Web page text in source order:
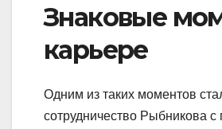
Знаковые
карьере
Одним из таких моментов
сотрудничество Рыбникова